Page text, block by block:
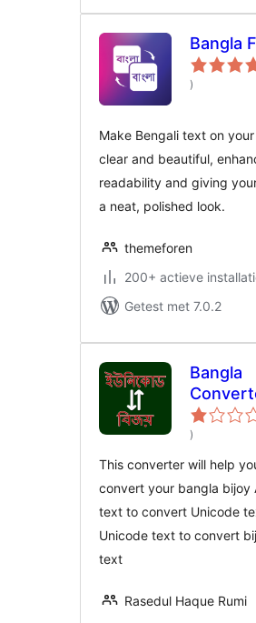
Bangla
aantal
beoordelingen
)
Make Bengali text on
clear and beautiful,
readability and giving
a neat, polished look.
themeforen
200+ actieve
Getest met 7.0.2
Bangla
(Bijoy
Unicode,
Unicode
Bijoy)
aantal
beoordelingen
)
This converter will help
convert your bangla bijoy
text to convert Unicode
Unicode text to convert
text
Rasedul Haque Rumi